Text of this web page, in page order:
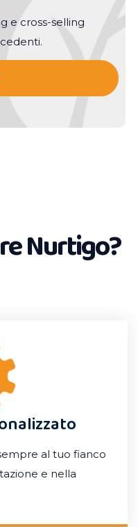
e cross-selling
Nurtigo?
al tuo fianco
e nella